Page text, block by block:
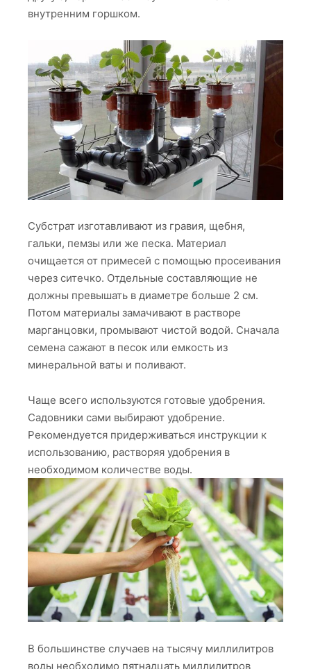
внутренним горшком.
Субстрат изготавливают из гравия, щебня,
гальки, пемзы или же песка. Материал
очищается от примесей с помощью просеивания
через ситечко. Отдельные составляющие не
должны превышать в диаметре больше 2 см.
Потом материалы замачивают в растворе
марганцовки, промывают чистой водой. Сначала
семена сажают в песок или емкость из
минеральной ваты и поливают.
Чаще всего используются готовые удобрения.
Садовники сами выбирают удобрение.
Рекомендуется придерживаться инструкции к
использованию, растворяя удобрения в
необходимом количестве воды.
В большинстве случаев на тысячу миллилитров
воды необходимо пятнадцать миллилитров